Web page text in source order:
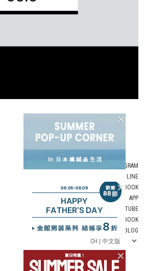
INSTAGRAM
LINE
FACEBOOK
APP
YOUTUBE
LOOKBOOK
BLOG